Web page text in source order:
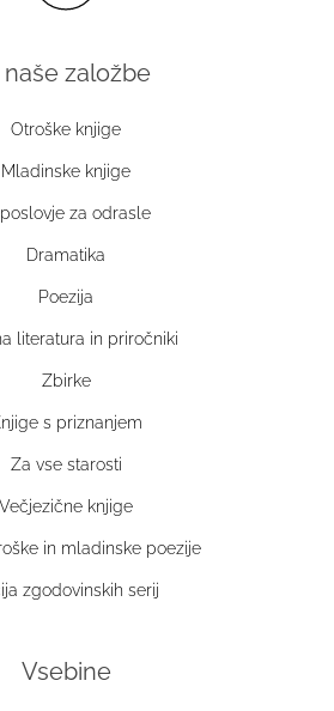
naše založbe
Otroške knjige
Mladinske knjige
za odrasle
Dramatika
Poezija
literatura in priročniki
Zbirke
s priznanjem
Za vse starosti
Večjezične knjige
in mladinske poezije
zgodovinskih serij
Vsebine